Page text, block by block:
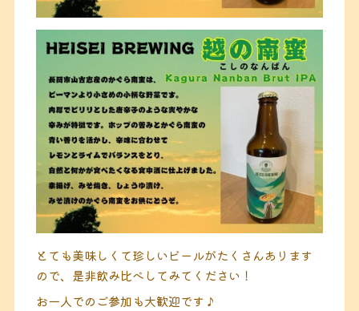
とても美味しくて珍しいビールがたくさんあります
ので、是非飲み比べしてみてください！
お一人でのご参加も大歓迎です♪